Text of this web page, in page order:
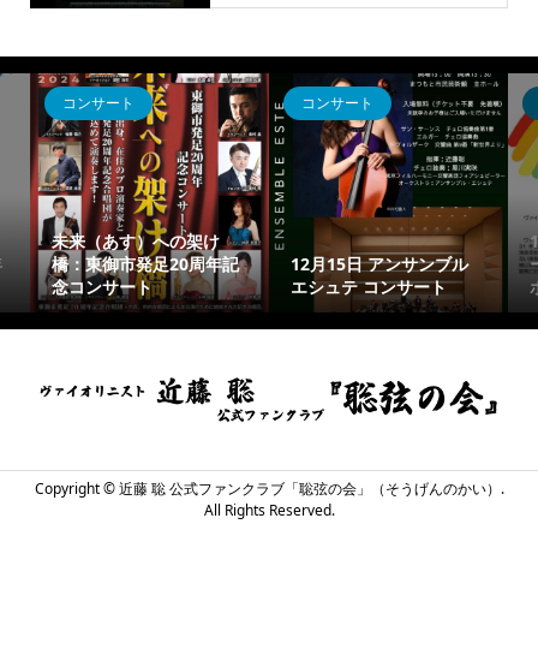
コンサート
未来（あす）への架け
橋：東御市発足20周年記
念コンサート
コンサート
12月15日 アンサンブル
エシュテ コンサート
Copyright ©近藤 聡 公式ファンクラブ「聡弦の会」（そうげんのかい）.
All Rights Reserved.